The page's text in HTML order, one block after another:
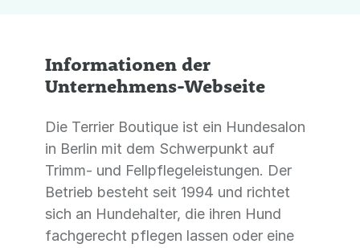
Informationen der
Unternehmens-Webseite
Die Terrier Boutique ist ein Hundesalon
in Berlin mit dem Schwerpunkt auf
Trimm- und Fellpflegeleistungen. Der
Betrieb besteht seit 1994 und richtet
sich an Hundehalter, die ihren Hund
fachgerecht pflegen lassen oder eine